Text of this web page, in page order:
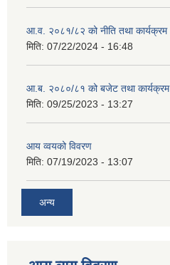
आ.व. २०८१/८२ को नीति तथा कार्यक्रम
मिति: 07/22/2024 - 16:48
आ.ब. २०८०/८१ को बजेट तथा कार्यक्रम
मिति: 09/25/2023 - 13:27
आय व्वयको विवरण
मिति: 07/19/2023 - 13:07
अन्य